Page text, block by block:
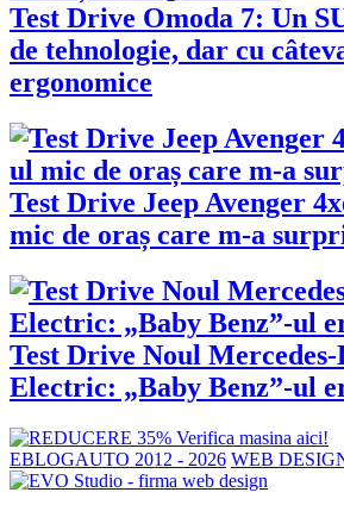
Test Drive Omoda 7: Un
de tehnologie, dar cu
ergonomice
Test Drive Jeep Avenger
mic de oraș care m-a
Test Drive Noul
Electric: „Baby Benz”-ul
EBLOGAUTO 2012 - 2026 WEB